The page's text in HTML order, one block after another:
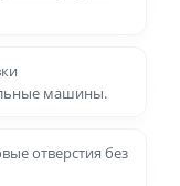
машины.
отверстия без